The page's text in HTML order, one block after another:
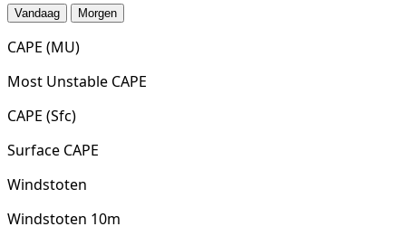
Vandaag Morgen
CAPE (MU)
Most Unstable CAPE
CAPE (Sfc)
Surface CAPE
Windstoten
Windstoten 10m